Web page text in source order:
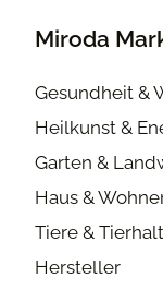
Miroda
Gesundheit &
Heilkunst &
Garten &
Haus &
Tiere &
Hersteller